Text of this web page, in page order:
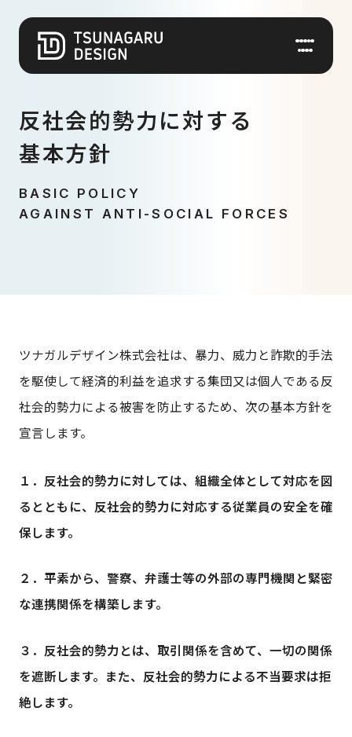
私たちについて
賃貸ご検討の方
協力会社の方
採用情報
お知らせ
モデルルーム予約
お問い合わせ
反社会的勢力に対する
基本方針
BASIC POLICY
AGAINST ANTI-SOCIAL FORCES
ツナガルデザイン株式会社は、暴力、威力と詐欺的手法
を駆使して経済的利益を追求する集団又は個人である反
社会的勢力による被害を防止するため、次の基本方針を
宣言します。
１．反社会的勢力に対しては、組織全体として対応を図
るとともに、反社会的勢力に対応する従業員の安全を確
保します。
２．平素から、警察、弁護士等の外部の専門機関と緊密
な連携関係を構築します。
３．反社会的勢力とは、取引関係を含めて、一切の関係
を遮断します。また、反社会的勢力による不当要求は拒
絶します。